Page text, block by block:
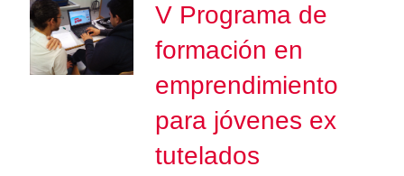
V Programa de
formación en
emprendimiento
para jóvenes ex
tutelados